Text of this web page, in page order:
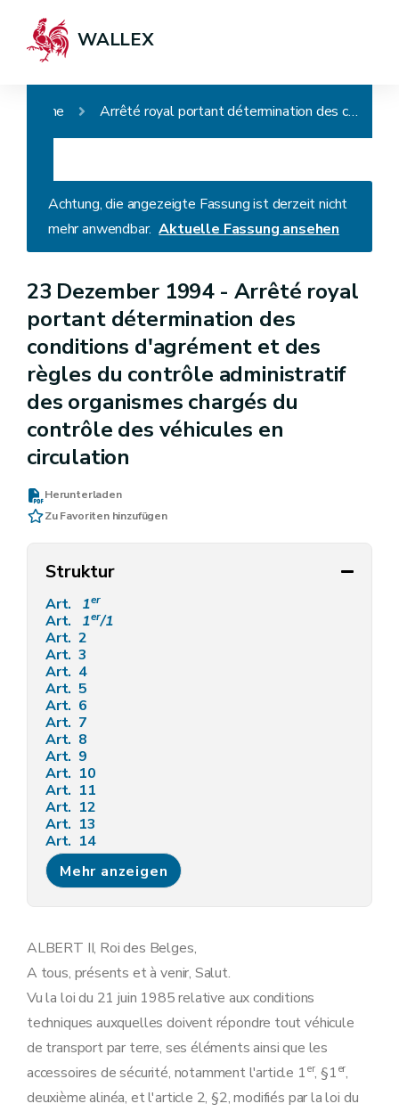
WALLEX
Home Arrêté royal portant détermination des conditions d'agrément et des règles du contrôle administratif des organismes chargés du contrôle des véhicules en circulation
Achtung, die angezeigte Fassung ist derzeit nicht
mehr anwendbar. Aktuelle Fassung ansehen
23 Dezember 1994 - Arrêté royal
portant détermination des
conditions d'agrément et des
règles du contrôle administratif
des organismes chargés du
contrôle des véhicules en
circulation
Herunterladen
Zu Favoriten hinzufügen
Struktur
Art. 1er
Art. 1er/1
Art. 2
Art. 3
Art. 4
Art. 5
Art. 6
Art. 7
Art. 8
Art. 9
Art. 10
Art. 11
Art. 12
Art. 13
Art. 14
Art. 15
Art. 16
Art. 17
Art. 20
Art. 21
Art. 22
Art. 23
Art. 25
Art. 26
Art. 27
Art. 28
Art. 29
Mehr anzeigen
ALBERT II, Roi des Belges,
A tous, présents et à venir, Salut.
Vu la loi du 21 juin 1985 relative aux conditions
techniques auxquelles doivent répondre tout véhicule
de transport par terre, ses éléments ainsi que les
accessoires de sécurité, notamment l'article 1er, §1er,
deuxième alinéa, et l'article 2, §2, modifiés par la loi du